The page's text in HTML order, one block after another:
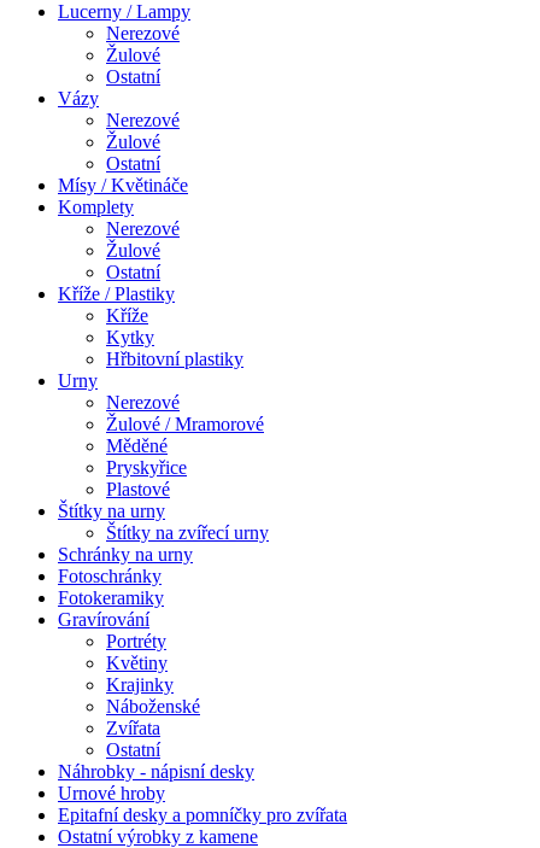
Lucerny / Lampy
Nerezové
Žulové
Ostatní
Vázy
Nerezové
Žulové
Ostatní
Mísy / Květináče
Komplety
Nerezové
Žulové
Ostatní
Kříže / Plastiky
Kříže
Kytky
Hřbitovní plastiky
Urny
Nerezové
Žulové / Mramorové
Měděné
Pryskyřice
Plastové
Štítky na urny
Štítky na zvířecí urny
Schránky na urny
Fotoschránky
Fotokeramiky
Gravírování
Portréty
Květiny
Krajinky
Náboženské
Zvířata
Ostatní
Náhrobky - nápisní desky
Urnové hroby
Epitafní desky a pomníčky pro zvířata
Ostatní výrobky z kamene